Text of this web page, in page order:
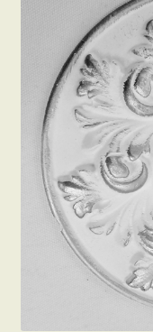
Beispiele
Kontakt